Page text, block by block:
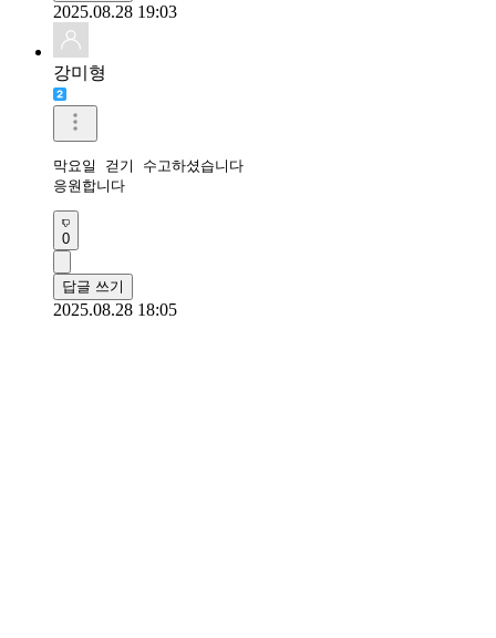
2025.08.28 19:03
강미형
막요일 걷기 수고하셨습니다
응원합니다
0
답글 쓰기
2025.08.28 18:05